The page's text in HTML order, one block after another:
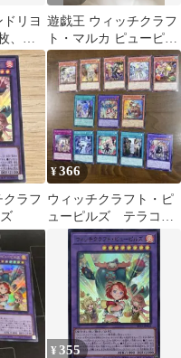
ドリヨ
、ウ
ピュ
トラ 1
遊戯王 ウィッチクラフ
ト・マルカ ピューピル
ズ 2枚セット
クラフ
¥366
ウィッチクラフト・ピ
ューピルズ テラコッ
タン セレブレーショ
ン おまけ
¥355